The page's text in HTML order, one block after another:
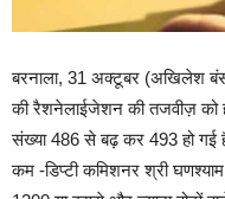
बरनाला, 31 अक्टूबर (अखिलेश
की रैशनेलाईजेशन की तजवीज़ को
संख्या 486 से बढ़ कर 493 हो
कम -डिप्टी कमिशनर श्री घणश्याम